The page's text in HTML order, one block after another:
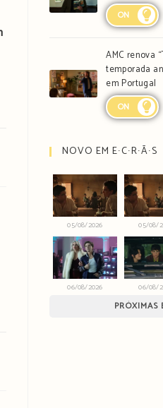
ON
AMC renova
temporada
em Portugal
ON
NOVO EM E∙C∙R∙Ã∙S
05/08/2026 05/08/
06/08/2026 06/08/
PRÓXIMAS